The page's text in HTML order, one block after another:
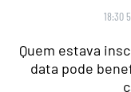
18:30
Quem estava
data pode